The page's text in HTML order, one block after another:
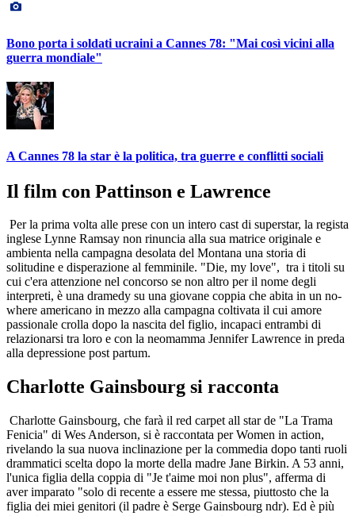
Bono porta i soldati ucraini a Cannes 78: "Mai così vicini alla
guerra mondiale"
A Cannes 78 la star è la politica, tra guerre e conflitti sociali
Il film con Pattinson e Lawrence
Per la prima volta alle prese con un intero cast di superstar, la regista
inglese Lynne Ramsay non rinuncia alla sua matrice originale e
ambienta nella campagna desolata del Montana una storia di
solitudine e disperazione al femminile. "Die, my love", tra i titoli su
cui c'era attenzione nel concorso se non altro per il nome degli
interpreti, è una dramedy su una giovane coppia che abita in un no-
where americano in mezzo alla campagna coltivata il cui amore
passionale crolla dopo la nascita del figlio, incapaci entrambi di
relazionarsi tra loro e con la neomamma Jennifer Lawrence in preda
alla depressione post partum.
Charlotte Gainsbourg si racconta
Charlotte Gainsbourg, che farà il red carpet all star de "La Trama
Fenicia" di Wes Anderson, si è raccontata per Women in action,
rivelando la sua nuova inclinazione per la commedia dopo tanti ruoli
drammatici scelta dopo la morte della madre Jane Birkin. A 53 anni,
l'unica figlia della coppia di "Je t'aime moi non plus", afferma di
aver imparato "solo di recente a essere me stessa, piuttosto che la
figlia dei miei genitori (il padre è Serge Gainsbourg ndr). Ed è più